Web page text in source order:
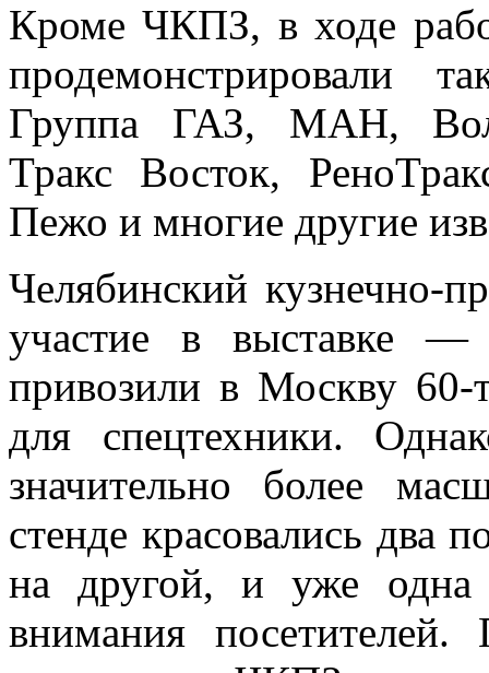
Кроме ЧКПЗ, в ходе
продемонстрировали
Группа ГАЗ, МАН,
Тракс Восток,
Пежо и многие другие
Челябинский кузнечно-
участие в выставке
привозили в Москву 60-
для спецтехники.
значительно более
стенде красовались два
на другой, и уже одна
внимания посетителей.